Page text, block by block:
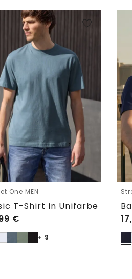
One MEN
T-Shirt in Unifarbe
€
+ 9